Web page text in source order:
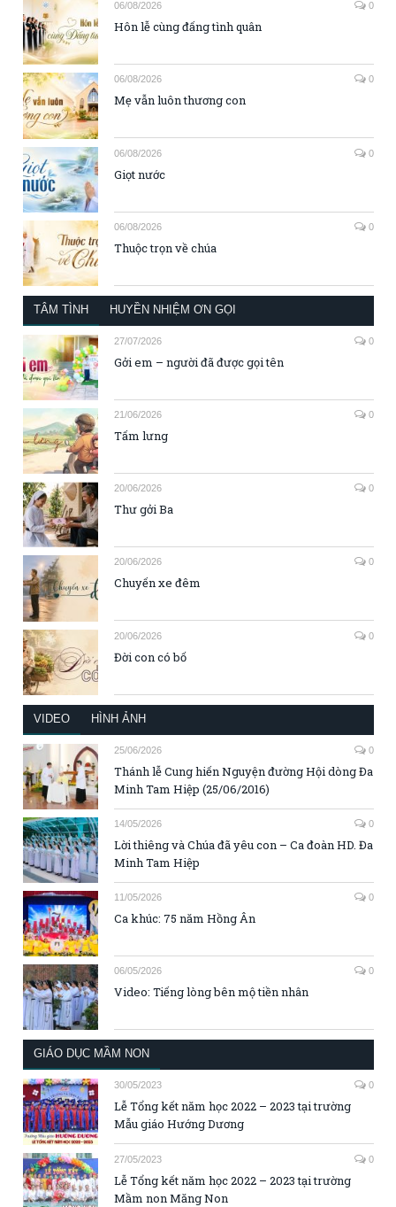
06/08/2026 0
Hôn lễ cùng đấng tình quân
06/08/2026 0
Mẹ vẫn luôn thương con
06/08/2026 0
Giọt nước
06/08/2026 0
Thuộc trọn về chúa
TÂM TÌNH HUYỀN NHIỆM ƠN GỌI
27/07/2026 0
Gởi em – người đã được gọi tên
21/06/2026 0
Tấm lưng
20/06/2026 0
Thư gởi Ba
20/06/2026 0
Chuyến xe đêm
20/06/2026 0
Đời con có bố
VIDEO HÌNH ẢNH
25/06/2026 0
Thánh lễ Cung hiến Nguyện đường Hội dòng Đa
Minh Tam Hiệp (25/06/2016)
14/05/2026 0
Lời thiêng và Chúa đã yêu con – Ca đoàn HD. Đa
Minh Tam Hiệp
11/05/2026 0
Ca khúc: 75 năm Hồng Ân
06/05/2026 0
Video: Tiếng lòng bên mộ tiền nhân
GIÁO DỤC MẦM NON
30/05/2023 0
Lễ Tổng kết năm học 2022 – 2023 tại trường
Mẫu giáo Hướng Dương
27/05/2023 0
Lễ Tổng kết năm học 2022 – 2023 tại trường
Mầm non Măng Non